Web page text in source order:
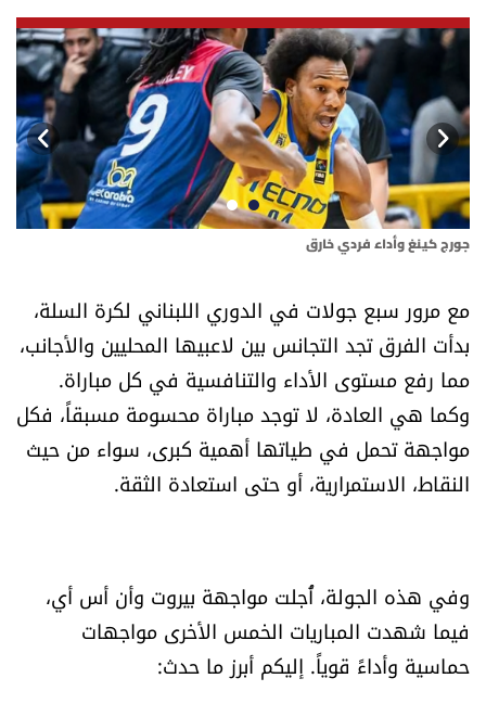
نداء اليوم
محليات
أسرار
متفرقات
نداء القرّاء
خاص الموقع
كتّابنا
تحت المجهر
العالم
الصحافة الإسرائيلية
جورج كينغ وأداء فردي خارق
مع مرور سبع جولات في الدوري اللبناني لكرة السلة،
بدأت الفرق تجد التجانس بين لاعبيها المحليين والأجانب،
مما رفع مستوى الأداء والتنافسية في كل مباراة.
وكما هي العادة، لا توجد مباراة محسومة مسبقاً، فكل
مواجهة تحمل في طياتها أهمية كبرى، سواء من حيث
النقاط، الاستمرارية، أو حتى استعادة الثقة.
وفي هذه الجولة، أُجلت مواجهة بيروت وأن أس أي،
فيما شهدت المباريات الخمس الأخرى مواجهات
حماسية وأداءً قوياً. إليكم أبرز ما حدث: